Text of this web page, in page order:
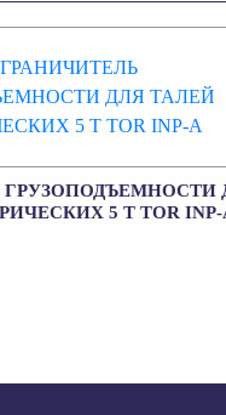
ГРУЗОПОДЪЕМНОСТИ
5 Т TOR INP-